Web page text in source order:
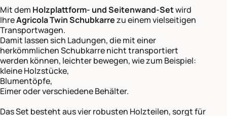
Mit dem Holzplattform- und Seitenwand-Setwird
IhreAgricola Twin Schubkarrezu einem vielseitigen
Transportwagen.
Damit lassen sich Ladungen, die mit einer
herkömmlichen Schubkarre nicht transportiert
werden können, leichter bewegen, wie zum Beispiel:
kleine Holzstücke,
Blumentöpfe,
Eimer oder verschiedene Behälter.
Das Set besteht aus vier robusten Holzteilen, sorgt für